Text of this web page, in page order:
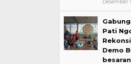
Desember
Pati
Demo
besaran